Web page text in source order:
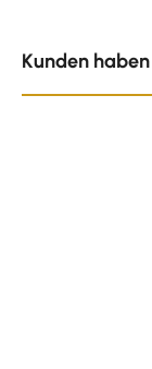
Kunden